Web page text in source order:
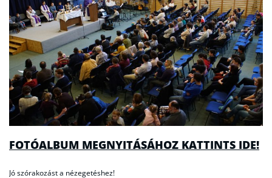
FOTÓALBUM MEGNYITÁSÁHOZ KATTINTS IDE!
Jó szórakozást a nézegetéshez!